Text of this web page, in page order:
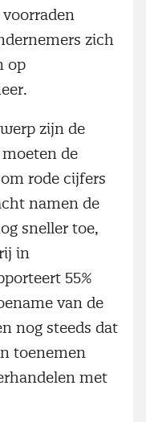
zich
op
zijn de
de
rode cijfers
namen de
sneller toe,
in
55%
van de
nog steeds dat
toenemen
met